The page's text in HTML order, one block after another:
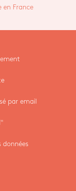
en France
par email
données